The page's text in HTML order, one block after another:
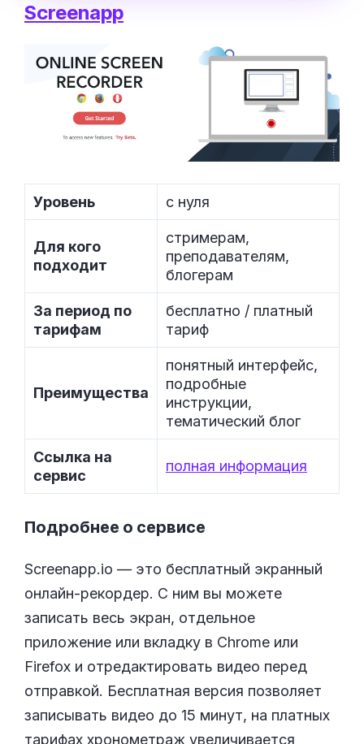
Screenapp
Уровень с нуля
Для кого
подходит
стримерам,
преподавателям,
блогерам
За период по
тарифам
бесплатно / платный
тариф
Преимущества
понятный интерфейс,
подробные
инструкции,
тематический блог
Ссылка на
сервис
полная информация
Подробнее о сервисе
Screenapp.io — это бесплатный экранный
онлайн-рекордер. С ним вы можете
записать весь экран, отдельное
приложение или вкладку в Chrome или
Firefox и отредактировать видео перед
отправкой. Бесплатная версия позволяет
записывать видео до 15 минут, на платных
тарифах хронометраж увеличивается